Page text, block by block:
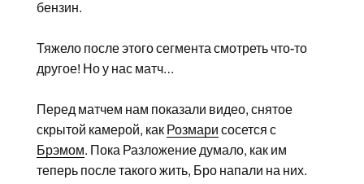
бензин.
Тяжело после этого сегмента смотреть что-то
другое! Но у нас матч…
Перед матчем нам показали видео, снятое
скрытой камерой, как Розмари сосется с
Брэмом. Пока Разложение думало, как им
теперь после такого жить, Бро напали на них.